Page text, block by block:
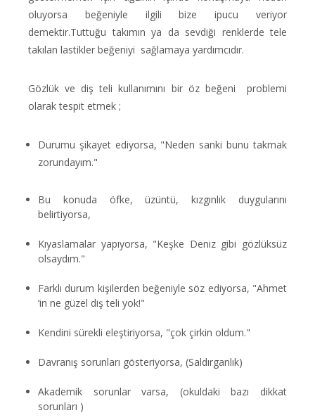
oluyorsa beğeniyle ilgili bize ipucu veriyor
demektir.Tuttuğu takımın ya da sevdiği renklerde tele
takılan lastikler beğeniyi sağlamaya yardımcıdır.
Gözlük ve diş teli kullanımını bir öz beğeni problemi
olarak tespit etmek ;
Durumu şikayet ediyorsa, "Neden sanki bunu takmak
zorundayım."
Bu konuda öfke, üzüntü, kızgınlık duygularını
belirtiyorsa,
Kıyaslamalar yapıyorsa, "Keşke Deniz gibi gözlüksüz
olsaydım."
Farklı durum kişilerden beğeniyle söz ediyorsa, "Ahmet
‘in ne güzel diş teli yok!"
Kendini sürekli eleştiriyorsa, "çok çirkin oldum."
Davranış sorunları gösteriyorsa, (Saldırganlık)
Akademik sorunlar varsa, (okuldaki bazı dikkat
sorunları )